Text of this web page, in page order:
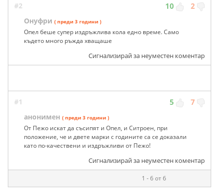
#2 10 2
Онуфри ( преди 3 години )
Опел беше супер издръжлива кола едно време. Само
където много ръжда хващаше
Сигнализирай за неуместен коментар
#1 5 7
анонимен ( преди 3 години )
От Пежо искат да съсипят и Опел, и Ситроен, при
положение, че и двете марки с годините са се доказали
като по-качествени и издръжливи от Пежо!
Сигнализирай за неуместен коментар
1 - 6 от 6